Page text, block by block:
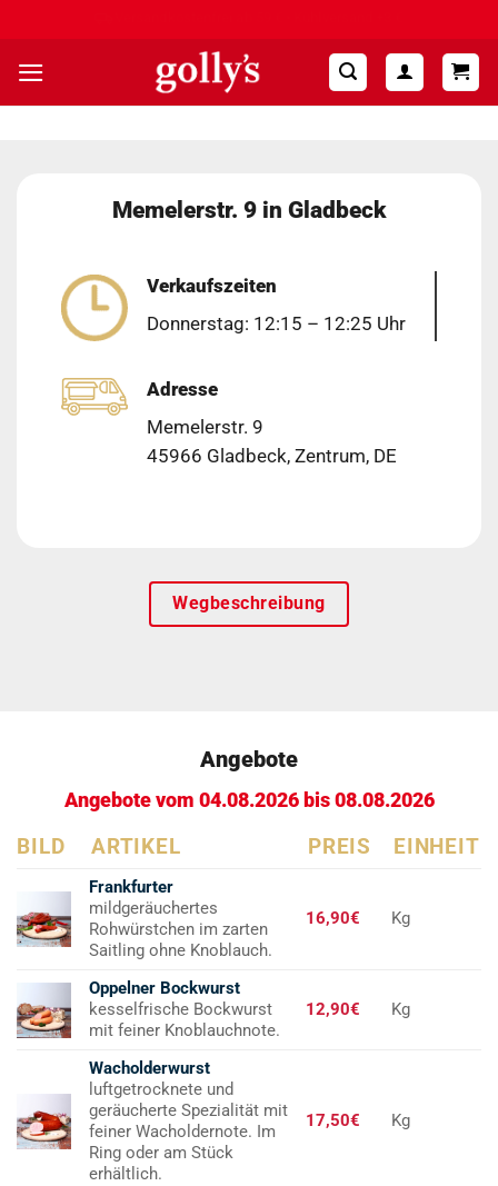
springen
Memelerstr. 9 in Gladbeck
Verkaufszeiten
Donnerstag: 12:15 – 12:25 Uhr
Adresse
Memelerstr. 9
45966 Gladbeck, Zentrum, DE
Wegbeschreibung
Angebote
Angebote vom 04.08.2026 bis 08.08.2026
BILD ARTIKEL PREIS EINHEIT
Frankfurter
mildgeräuchertes
Rohwürstchen im zarten
Saitling ohne Knoblauch.
16,90€ Kg
Oppelner Bockwurst
kesselfrische Bockwurst
mit feiner Knoblauchnote.
12,90€ Kg
Wacholderwurst
luftgetrocknete und
geräucherte Spezialität mit
feiner Wacholdernote. Im
Ring oder am Stück
erhältlich.
17,50€ Kg